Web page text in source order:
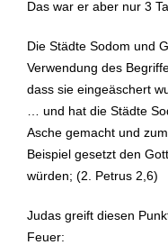
Das war er aber nur 3
Die Städte Sodom und
Verwendung des
dass sie eingeäschert
… und hat die Städte
Asche gemacht und
Beispiel gesetzt den
würden; (2. Petrus 2,6)
Judas greift diesen
Feuer: